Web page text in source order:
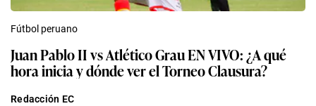
Fútbol peruano
Juan Pablo II vs Atlético Grau EN VIVO: ¿A qué
hora inicia y dónde ver el Torneo Clausura?
Redacción EC